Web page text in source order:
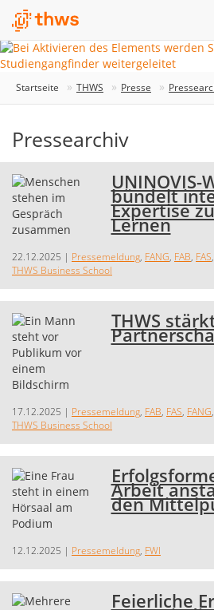
Startseite THWS Presse
Pressearchiv
UNINOVIS-
bündelt
Expertise
Lernen
22.12.2025 | Pressemeldung, FANG, FAB, FAS,
THWS Business School
THWS
17.12.2025 | Pressemeldung, FAB, FAS, FANG,
THWS Business School
Arbeit
den
12.12.2025 | Pressemeldung, FWI
Feierliche